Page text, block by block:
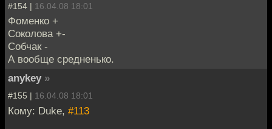
#154 | 16.04.08 18:01
Фоменко +
Соколова +-
Собчак -
А вообще средненько.
anykey »
#155 | 16.04.08 18:01
Кому: Duke, #113